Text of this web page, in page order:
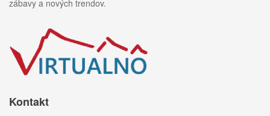
zábavy a nových trendov.
Kontakt